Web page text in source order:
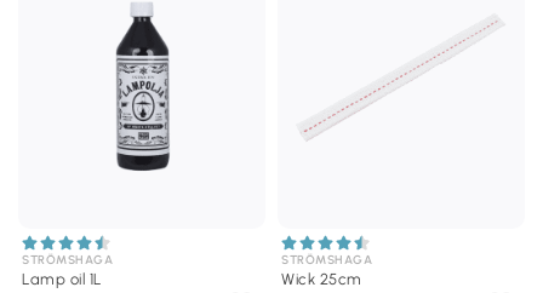
STRÖMSHAGA
Lamp oil 1L
STRÖMSHAGA
Wick 25cm